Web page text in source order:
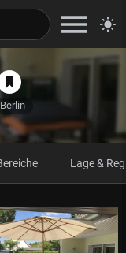
Berlin
Lage &